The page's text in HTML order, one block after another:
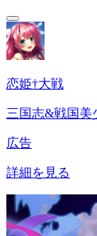
恋姫†大戦
三国志&戦国美
広告
詳細を見る